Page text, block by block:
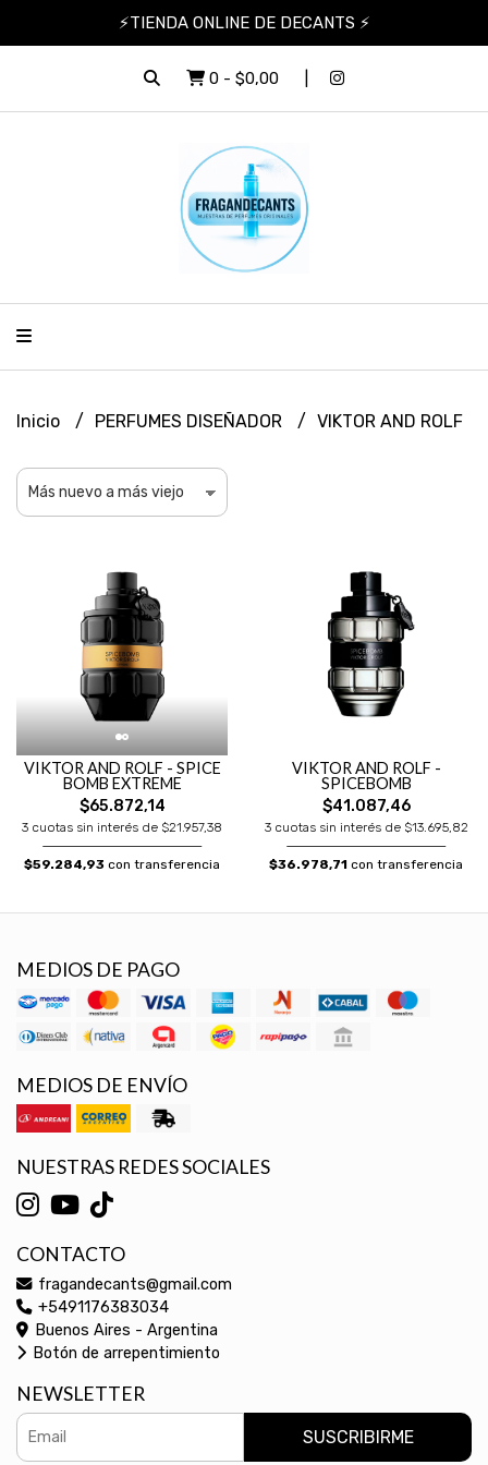
⚡TIENDA ONLINE DE DECANTS ⚡
0 - $0,00
Inicio PERFUMES DISEÑADOR VIKTOR AND ROLF
VIKTOR AND ROLF - SPICE
BOMB EXTREME
$65.872,14
3 cuotas sin interés de $21.957,38
$59.284,93 con transferencia
VIKTOR AND ROLF -
SPICEBOMB
$41.087,46
3 cuotas sin interés de $13.695,82
$36.978,71 con transferencia
MEDIOS DE PAGO
MEDIOS DE ENVÍO
NUESTRAS REDES SOCIALES
CONTACTO
fragandecants@gmail.com
+5491176383034
Buenos Aires - Argentina
Botón de arrepentimiento
NEWSLETTER
SUSCRIBIRME